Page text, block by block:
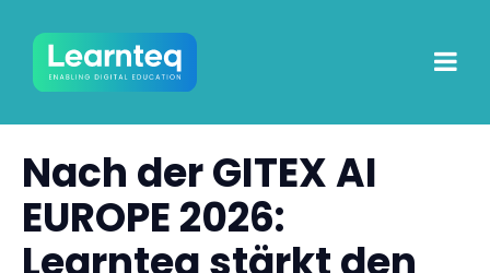
Nach der GITEX AI
EUROPE 2026: